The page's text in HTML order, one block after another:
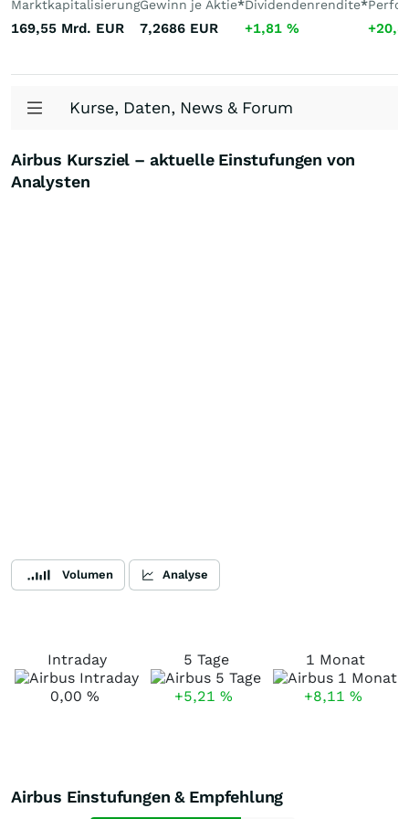
Marktkapitalisierung
169,55 Mrd. EUR
Gewinn je Aktie*
7,2686 EUR
Dividendenrendite*
+1,81 %
Kurse, Daten, News & Forum
Airbus Kursziel – aktuelle Einstufungen von
Analysten
Volumen Analyse
Intraday
0,00 %
5 Tage
+5,21 %
1 Monat
+8,11 %
Airbus Einstufungen & Empfehlung